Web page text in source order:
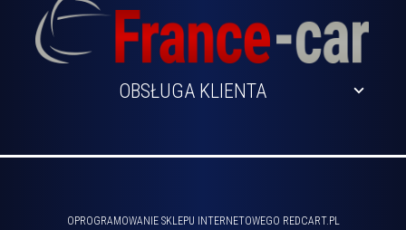
OBSŁUGA KLIENTA
OPROGRAMOWANIE SKLEPU INTERNETOWEGO REDCART.PL